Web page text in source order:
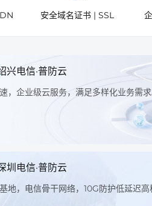
安全域名证书 | SSL
兴电信·普防云
，企业级云服务，满足多样化业务需
圳电信·普防云
地，电信骨干网络，10G防护低延迟高